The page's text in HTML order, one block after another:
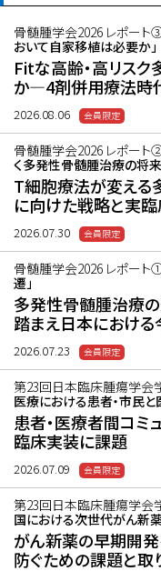
骨髄腫学会2026 レポート
おいて自家移植は必要か」
Fitな高齢・高リス
か―4剤併用療法時
2026.08.06
骨髄腫学会2026 レポート
く多発性骨髄腫治療の将来
T細胞療法が変え
に向けた戦略と実
2026.07.30
骨髄腫学会2026 レポート
遷」
多発性骨髄腫治療
踏まえ日本におけ
2026.07.23
第23回日本臨床腫瘍学会
医療における患者・市民と
患者・医療者間コ
臨床実装に課題
2026.07.09
第23回日本臨床腫瘍学会
国における次世代がん新
がん新薬の早期開
防ぐための課題と取